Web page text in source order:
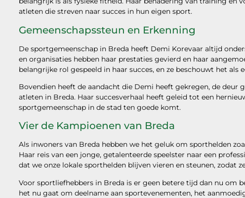
atleten die streven naar succes in hun eigen sport.
Gemeenschapssteun en Erkenning
De sportgemeenschap in Breda heeft Demi Korevaar altijd
en organisaties hebben haar prestaties gevierd en haar
belangrijke rol gespeeld in haar succes, en ze beschouwt het
Bovendien heeft de aandacht die Demi heeft gekregen, de
atleten in Breda. Haar succesverhaal heeft geleid tot een
sportgemeenschap in de stad ten goede komt.
Vier de Kampioenen van Breda
Als inwoners van Breda hebben we het geluk om sporthelden
Haar reis van een jonge, getalenteerde speelster naar een
dat we onze lokale sporthelden blijven vieren en steunen, zodat
Voor sportliefhebbers in Breda is er geen betere tijd dan nu om
het nu gaat om deelname aan sportevenementen, het